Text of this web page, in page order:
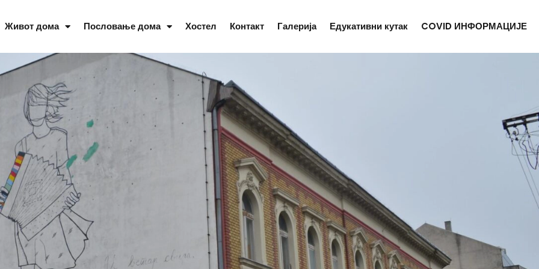
Живот дома Пословање дома Хостел Контакт Галерија Едукативни кутак COVID ИНФОРМАЦИЈЕ